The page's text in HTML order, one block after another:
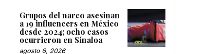
Grupos del narco asesinan
a 19 influencers en México
desde 2024; ocho casos
ocurrieron en Sinaloa
agosto 6, 2026